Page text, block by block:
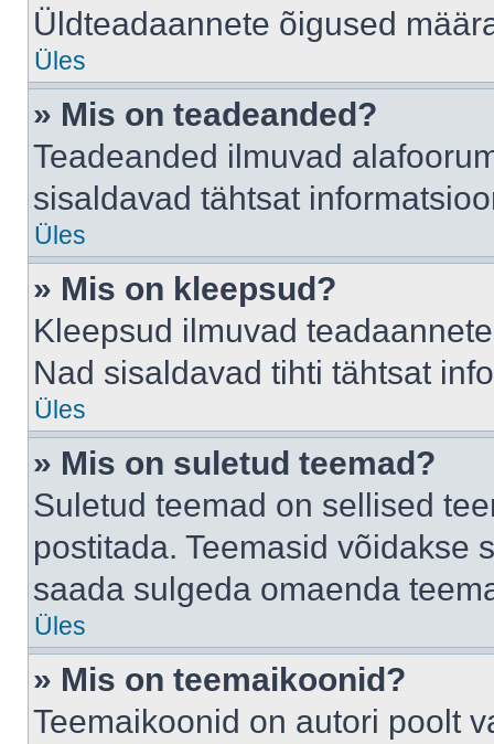
Üldteadaannete õigused
Üles
» Mis on teadeanded?
Teadeanded ilmuvad
sisaldavad tähtsat
Üles
» Mis on kleepsud?
Kleepsud ilmuvad
Nad sisaldavad tihti tähtsat
Üles
» Mis on suletud teemad?
Suletud teemad on sellised
postitada. Teemasid võidakse
saada sulgeda omaenda
Üles
» Mis on teemaikoonid?
Teemaikoonid on autori poolt